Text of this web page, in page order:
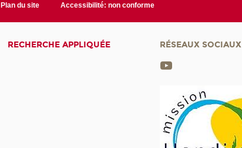
Plan du site Accessibilité: non conforme
RECHERCHE APPLIQUÉE RÉSEAUX SOCIAUX